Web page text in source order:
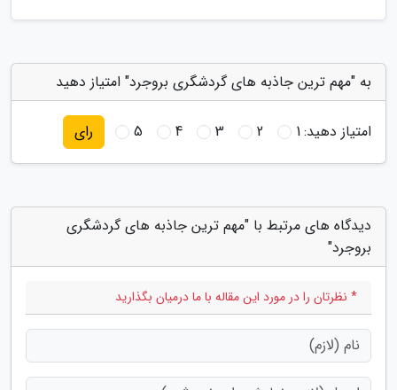
به "مهم ترین جاذبه های گردشگری بروجرد" امتیاز دهید
امتیاز دهید:1
2
3
4
5 رای
دیدگاه های مرتبط با "مهم ترین جاذبه های گردشگری
بروجرد"
* نظرتان را در مورد این مقاله با ما درمیان بگذارید